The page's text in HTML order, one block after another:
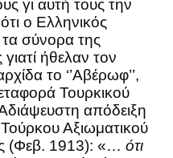
γι αυτή τους την
ο Ελληνικός
σύνορα της
ήθελαν τον
το ‘’Αβέρωφ’’,
Τουρκικού
απόδειξη
Αξιωματικού
(Φεβ. 1913): «… ότι